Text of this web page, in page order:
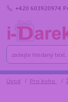
+420 603920974
Úvod Pro koho